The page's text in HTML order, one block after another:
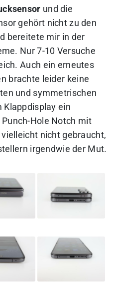
und die
gehört nicht zu den
bereitete mir in der
Nur 7-10 Versuche
Auch ein erneutes
brachte leider keine
und symmetrischen
Klappdisplay ein
Hole Notch mit
nicht gebraucht,
irgendwie der Mut.